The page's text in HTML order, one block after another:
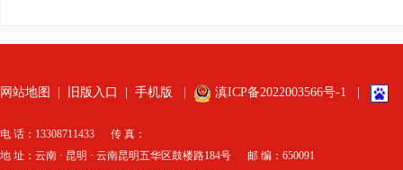
网站地图 旧版入口 手机版 滇ICP备2022003566号-1
电 话：13308711433 传 真：
地 址：云南 · 昆明 · 云南昆明五华区鼓楼路184号 邮 编：650091